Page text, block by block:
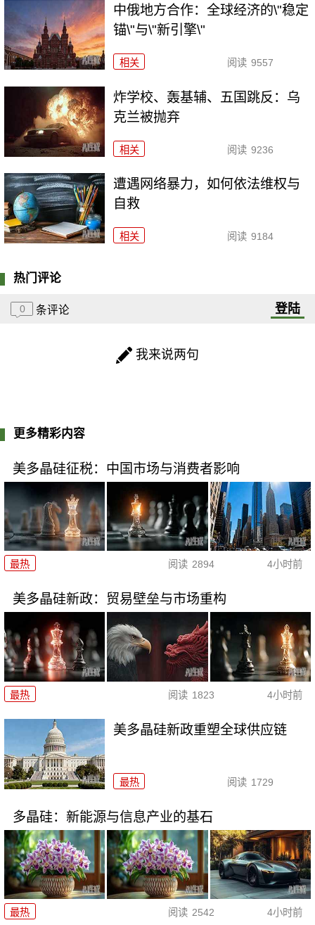
中俄地方合作：全球经济的\"稳定
锚\"与\"新引擎\"
相关 阅读 9557
炸学校、轰基辅、五国跳反：乌
克兰被抛弃
相关 阅读 9236
遭遇网络暴力，如何依法维权与
自救
相关 阅读 9184
热门评论
0 条评论 登陆
我来说两句
更多精彩内容
美多晶硅征税：中国市场与消费者影响
最热 阅读 2894 4小时前
美多晶硅新政：贸易壁垒与市场重构
最热 阅读 1823 4小时前
美多晶硅新政重塑全球供应链
最热 阅读 1729
多晶硅：新能源与信息产业的基石
最热 阅读 2542 4小时前